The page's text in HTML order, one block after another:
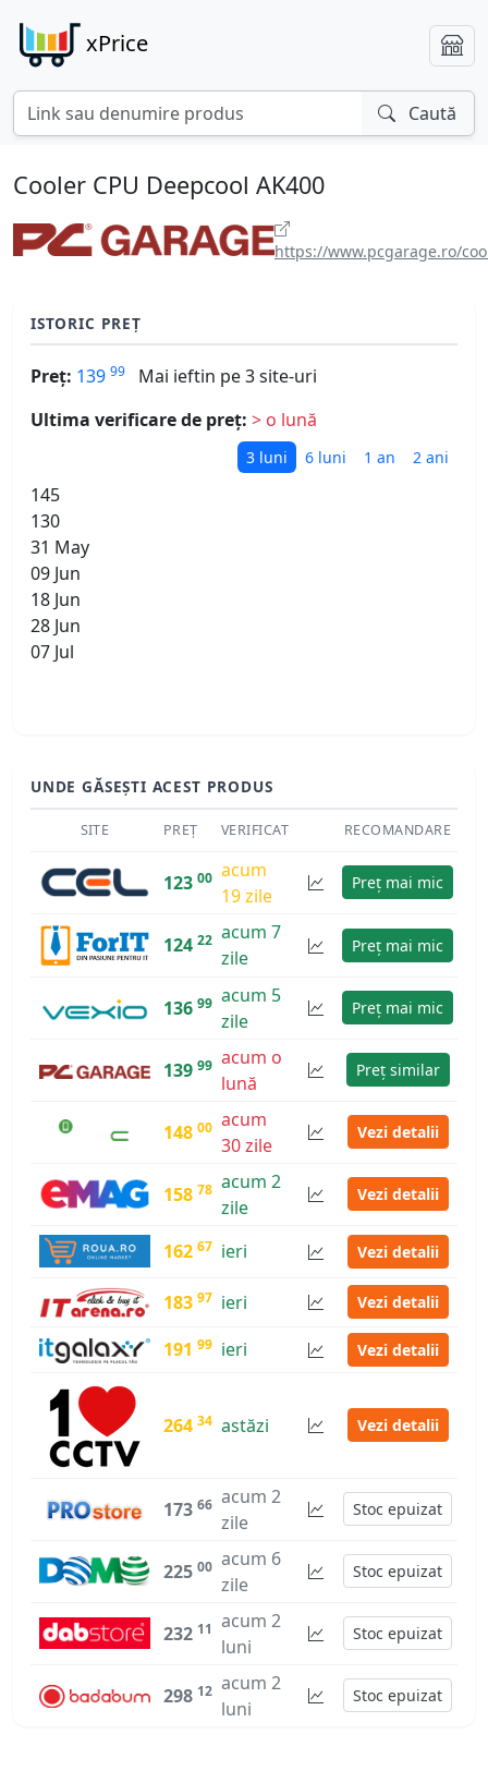
xPrice
Caută
Cooler CPU Deepcool AK400
https://www.pcgarage.ro/
ISTORIC PREȚ
Preț: 139 99
Mai ieftin pe 3 site-uri
Ultima verificare de preț: > o lună
3 luni 6 luni 1 an 2 ani
145
130
31 May
09 Jun
18 Jun
28 Jun
07 Jul
UNDE GĂSEȘTI ACEST PRODUS
SITE PREȚ VERIFICAT RECOMANDARE
123 00 acum
19 zile
Preț mai mic
124 22 acum 7
zile
Preț mai mic
136 99 acum 5
zile
Preț mai mic
139 99 acum o
lună
Preț similar
148 00 acum
30 zile
Vezi detalii
158 78 acum 2
zile
Vezi detalii
162 67 ieri Vezi detalii
183 97 ieri Vezi detalii
191 99 ieri Vezi detalii
264 34 astăzi Vezi detalii
173 66 acum 2
zile
Stoc epuizat
225 00 acum 6
zile
Stoc epuizat
232 11 acum 2
luni
Stoc epuizat
298 12 acum 2
luni
Stoc epuizat